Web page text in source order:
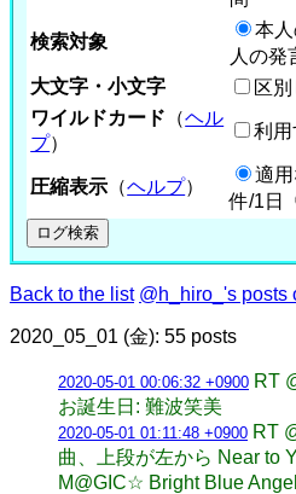
検索対象
本
人の発
大文字・小文字
区
ワイルドカード （ヘル
プ）
利用
圧縮表示 （ヘルプ）
適用
件/1日
Back to the list @h_hiro_'s posts
2020_05_01 (金): 55 posts
2020-05-01 00:06:32 +0900 RT
お誕生日: 難波笑美
2020-05-01 01:11:48 +0900 RT
曲、上段が左から Near to
M@GIC☆ Bright Blue